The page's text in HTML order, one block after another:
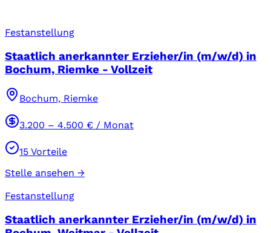
Festanstellung
Staatlich anerkannter Erzieher/in (m/w/d) in
Bochum, Riemke - Vollzeit
Bochum, Riemke
3.200 – 4.500 € / Monat
15 Vorteile
Stelle ansehen →
Festanstellung
Staatlich anerkannter Erzieher/in (m/w/d) in